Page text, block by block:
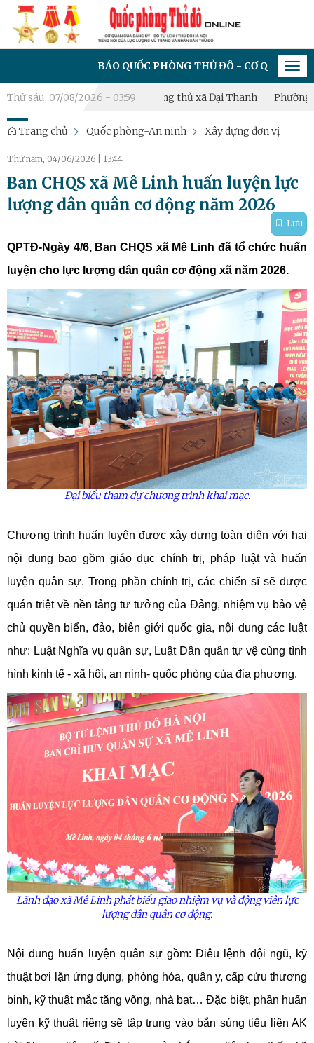
BÁO QUỐC PHÒNG THỦ ĐÔ - CƠ QUAN CỦA ĐẢNG
Thứ sáu, 07/08/2026 - 03:59
diễn tập chiến đấu phòng thủ xã Đại Thanh Phường Hoàng
Trang chủ Quốc phòng-An ninh Xây dựng đơn vị
Thứ năm, 04/06/2026 13:44
Ban CHQS xã Mê Linh huấn luyện lực
lượng dân quân cơ động năm 2026
Lưu
QPTĐ-Ngày 4/6, Ban CHQS xã Mê Linh đã tổ chức huấn
luyện cho lực lượng dân quân cơ động xã năm 2026.
Đại biểu tham dự chương trình khai mạc.
Chương trình huấn luyện được xây dựng toàn diện với hai
nội dung bao gồm giáo dục chính trị, pháp luật và huấn
luyện quân sự. Trong phần chính trị, các chiến sĩ sẽ được
quán triệt về nền tảng tư tưởng của Đảng, nhiệm vụ bảo vệ
chủ quyền biển, đảo, biên giới quốc gia, nội dung các luật
như: Luật Nghĩa vụ quân sự, Luật Dân quân tự vệ cùng tình
hình kinh tế - xã hội, an ninh- quốc phòng của địa phương.
Lãnh đạo xã Mê Linh phát biểu giao nhiệm vụ và động viên lực
lượng dân quân cơ động.
Nội dung huấn luyện quân sự gồm: Điêu lệnh đội ngũ, kỹ
thuật bơi lặn ứng dụng, phòng hóa, quân y, cấp cứu thương
binh, kỹ thuật mắc tăng võng, nhà bạt… Đặc biệt, phần huấn
luyện kỹ thuật riêng sẽ tập trung vào bắn súng tiểu liên AK